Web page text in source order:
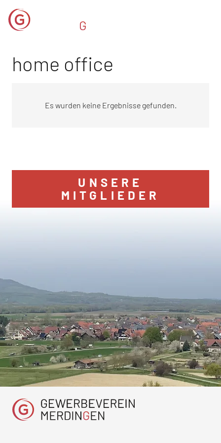
home office
Es wurden keine Ergebnisse gefunden.
UNSERE
MITGLIEDER